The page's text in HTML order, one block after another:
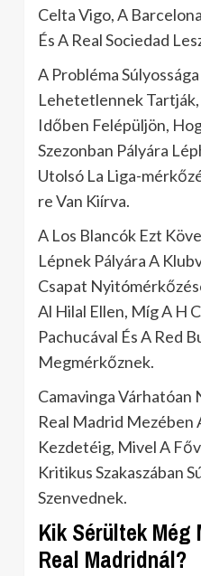
Celta Vigo, A
És A Real Sociedad
A Probléma
Lehetetlennek
Időben Felépüljön,
Szezonban Pályára
Utolsó La Liga-
re Van Kiírva.
A Los Blancók Ezt
Lépnek Pályára A
Csapat
Al Hilal Ellen, Míg A H
Pachucával És A Red
Megmérkőznek.
Camavinga Várhatóan
Real Madrid Mezében
Kezdetéig, Mivel A
Kritikus Szakaszában
Szenvednek.
Kik Sérültek Még
Real Madridnál?